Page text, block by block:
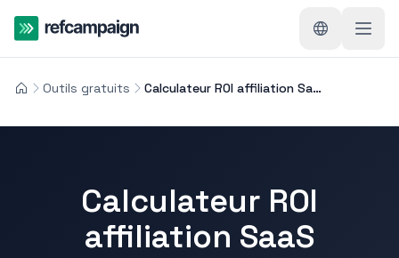
Outils gratuits Calculateur ROI affiliation SaaS
Calculateur ROI
affiliation SaaS